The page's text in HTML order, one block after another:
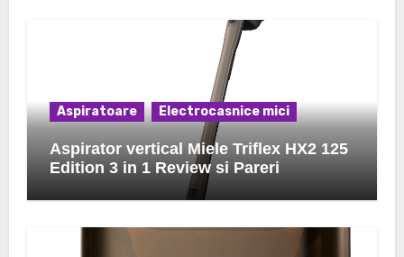
Aspiratoare Electrocasnice mici
Aspirator vertical Miele Triflex HX2 125
Edition 3 in 1 Review si Pareri